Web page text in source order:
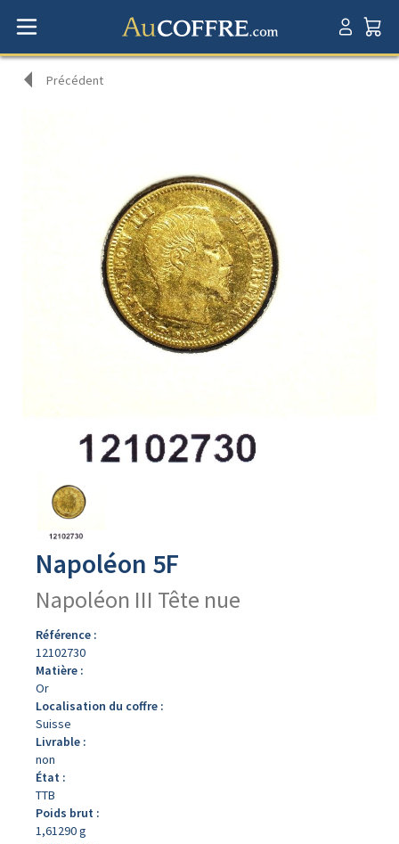
Précédent
produit
Napoléon 5F
Napoléon III Tête nue
Référence :
12102730
Matière :
Or
Localisation du coffre :
Suisse
Livrable :
non
État :
TTB
Poids brut :
1,61290 g